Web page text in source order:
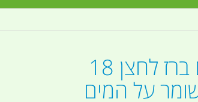
תרמוקן מיכל מים עם ברז לחצן 18
על המים